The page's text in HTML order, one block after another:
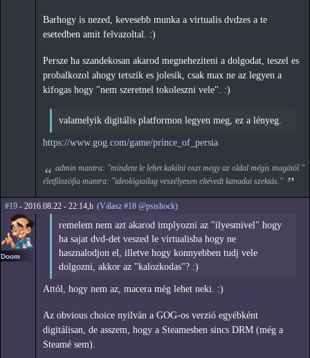
Barhogy is nezed, kevesebb munka a virtualis dvdzes a te
esetedben amit felvazoltal. :)
Persze ha szandekosan akarod megneheziteni a dolgodat, teszel es
probalkozol ahogy tetszik es jolesik, csak max ne az legyen a
kifogas hogy "nem szeretnel tokoleszni vele". :)
valamelyik digitális platformon legyen meg, ez a lényeg.
https://www.gog.com/game/prince_of_persia
admin mantra: "mindent le lehet kakilni oszt megy az oldal mégis magától."
életfilozófia mantra: "ideológiailag veszélyesen eltévedt kanadai szektás."
#19 - 2016.08.22 - 22:14,h (Válasz #18 @psishock)
Doom
remelem nem azt akarod implyozni az "ilyesmivel" hogy
ha sajat dvd-det veszed le virtualisba hogy ne
hasznalodjon el, illetve hogy konnyebben tudj vele
dolgozni, akkor az "kalozkodas"? :)
Attól, hogy nem az, macera még lehet neki. :)
Az obvious choice nyilván a GOG-os verzió egyébként
digitálisan, de asszem, hogy a Steamesben sincs DRM (még a
Steamé sem).